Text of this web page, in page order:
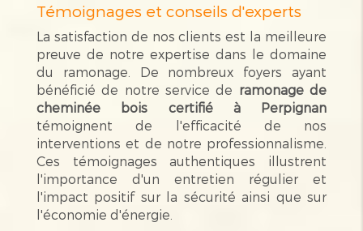
Témoignages et conseils d'experts
La satisfaction de nos clients est la meilleure
preuve de notre expertise dans le domaine
du ramonage. De nombreux foyers ayant
bénéficié de notre service de ramonage de
cheminée bois certifié à Perpignan
témoignent de l'efficacité de nos
interventions et de notre professionnalisme.
Ces témoignages authentiques illustrent
l'importance d'un entretien régulier et
l'impact positif sur la sécurité ainsi que sur
l'économie d'énergie.